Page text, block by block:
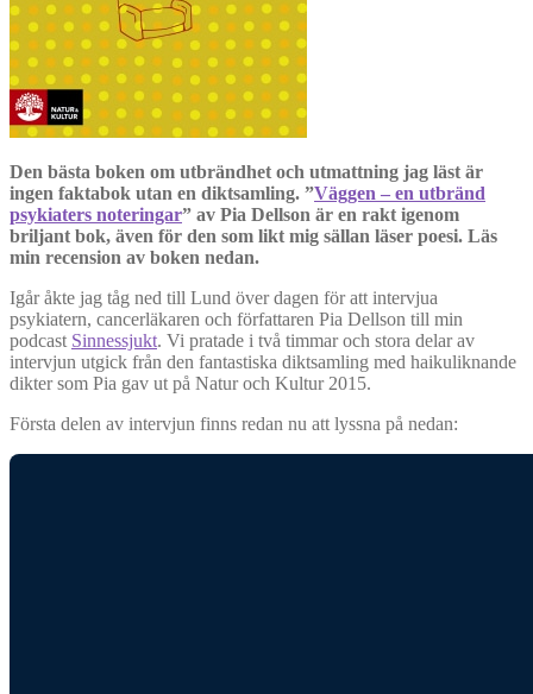
Den bästa boken om utbrändhet och utmattning jag läst är
ingen faktabok utan en diktsamling. ”Väggen – en utbränd
psykiaters noteringar” av Pia Dellson är en rakt igenom
briljant bok, även för den som likt mig sällan läser poesi. Läs
min recension av boken nedan.
Igår åkte jag tåg ned till Lund över dagen för att intervjua
psykiatern, cancerläkaren och författaren Pia Dellson till min
podcast Sinnessjukt. Vi pratade i två timmar och stora delar av
intervjun utgick från den fantastiska diktsamling med haikuliknande
dikter som Pia gav ut på Natur och Kultur 2015.
Första delen av intervjun finns redan nu att lyssna på nedan: